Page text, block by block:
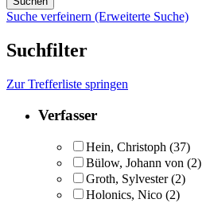
Suche verfeinern (Erweiterte Suche)
Suchfilter
Zur Trefferliste springen
Verfasser
Hein, Christoph (37)
Bülow, Johann von (2)
Groth, Sylvester (2)
Holonics, Nico (2)